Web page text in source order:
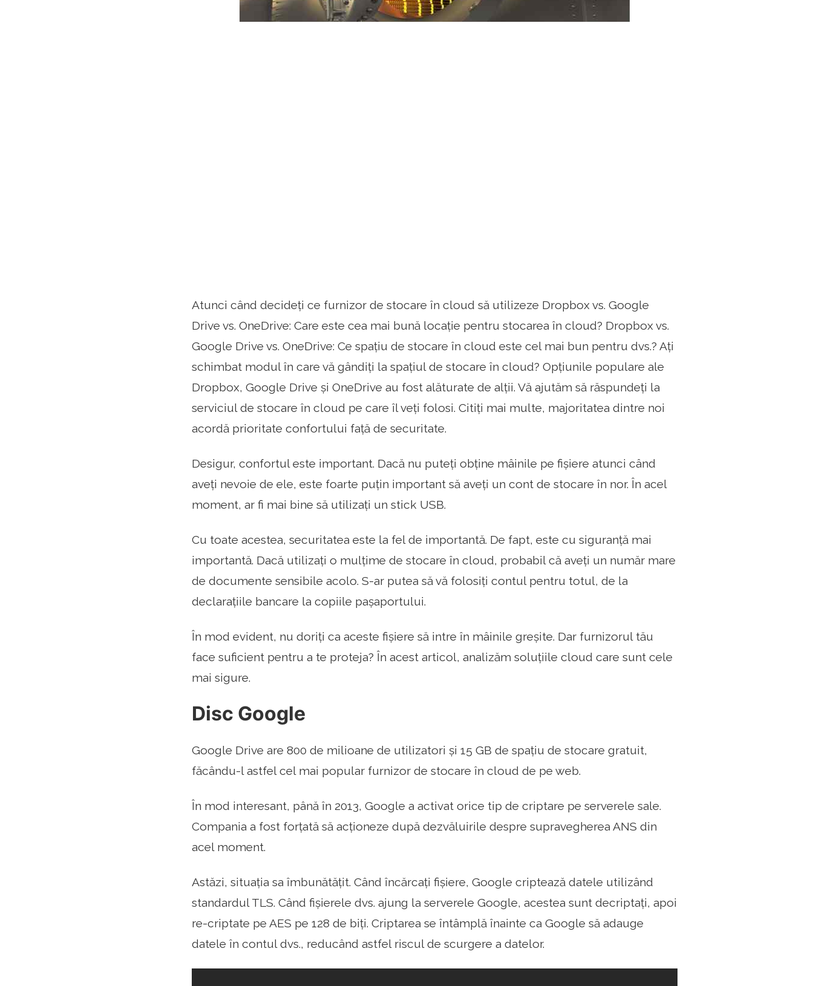
Atunci când decideți ce furnizor de stocare în cloud să utilizeze Dropbox vs. Google
Drive vs. OneDrive: Care este cea mai bună locație pentru stocarea în cloud? Dropbox vs.
Google Drive vs. OneDrive: Ce spațiu de stocare în cloud este cel mai bun pentru dvs.? Ați
schimbat modul în care vă gândiți la spațiul de stocare în cloud? Opțiunile populare ale
Dropbox, Google Drive și OneDrive au fost alăturate de alții. Vă ajutăm să răspundeți la
serviciul de stocare în cloud pe care îl veți folosi. Citiți mai multe, majoritatea dintre noi
acordă prioritate confortului față de securitate.
Desigur, confortul este important. Dacă nu puteți obține mâinile pe fișiere atunci când
aveți nevoie de ele, este foarte puțin important să aveți un cont de stocare în nor. În acel
moment, ar fi mai bine să utilizați un stick USB.
Cu toate acestea, securitatea este la fel de importantă. De fapt, este cu siguranță mai
importantă. Dacă utilizați o mulțime de stocare în cloud, probabil că aveți un număr mare
de documente sensibile acolo. S-ar putea să vă folosiți contul pentru totul, de la
declarațiile bancare la copiile pașaportului.
În mod evident, nu doriți ca aceste fișiere să intre în mâinile greșite. Dar furnizorul tău
face suficient pentru a te proteja? În acest articol, analizăm soluțiile cloud care sunt cele
mai sigure.
Disc Google
Google Drive are 800 de milioane de utilizatori și 15 GB de spațiu de stocare gratuit,
făcându-l astfel cel mai popular furnizor de stocare în cloud de pe web.
În mod interesant, până în 2013, Google a activat orice tip de criptare pe serverele sale.
Compania a fost forțată să acționeze după dezvăluirile despre supravegherea ANS din
acel moment.
Astăzi, situația sa îmbunătățit. Când încărcați fișiere, Google criptează datele utilizând
standardul TLS. Când fișierele dvs. ajung la serverele Google, acestea sunt decriptați, apoi
re-criptate pe AES pe 128 de biți. Criptarea se întâmplă înainte ca Google să adauge
datele în contul dvs., reducând astfel riscul de scurgere a datelor.